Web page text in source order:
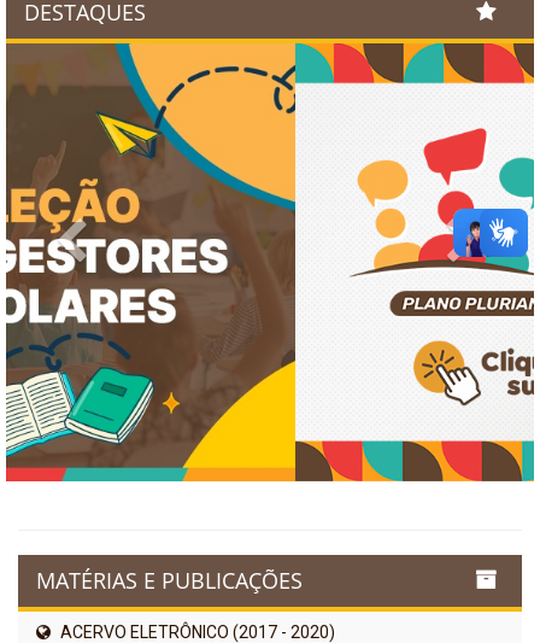
DESTAQUES
Previous Next
MATÉRIAS E PUBLICAÇÕES
ACERVO ELETRÔNICO (2017 - 2020)